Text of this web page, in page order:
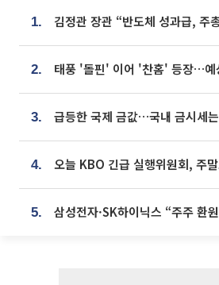
1.
2.
3. 급등한 국제 금값…국내 금시세
4. 오늘 KBO 긴급 실행위원회, 주
5. 삼성전자·SK하이닉스 “주주 환